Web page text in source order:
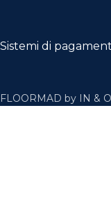
Sistemi di
FLOORMAD by IN &